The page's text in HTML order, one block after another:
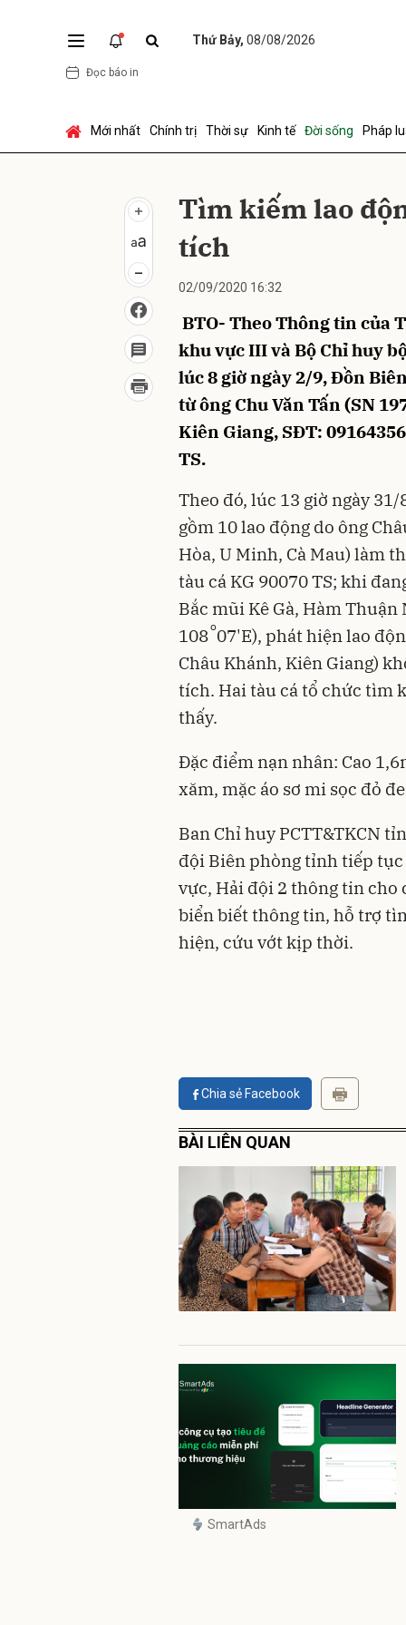
Thứ Bảy, 08/08/2026
Đọc báo in
Mới nhất Chính trị Thời sự Kinh tế Đời sống Pháp
Tìm kiếm lao
tích
02/09/2020 16:32
BTO- Theo Thông tin của
khu vực III và Bộ Chỉ huy
lúc 8 giờ ngày 2/9, Đồn
từ ông Chu Văn Tấn (SN
Kiên Giang, SĐT:
TS.
Theo đó, lúc 13 giờ ngày 31/
gồm 10 lao động do ông
Hòa, U Minh, Cà Mau) làm
tàu cá KG 90070 TS; khi
Bắc mũi Kê Gà, Hàm
108o07'E), phát hiện lao
Châu Khánh, Kiên Giang)
tích. Hai tàu cá tổ chức tìm
thấy.
Đặc điểm nạn nhân: Cao
xăm, mặc áo sơ mi sọc đỏ
Ban Chỉ huy PCTT&TKCN
đội Biên phòng tỉnh tiếp
vực, Hải đội 2 thông tin cho
biển biết thông tin, hỗ trợ
hiện, cứu vớt kịp thời.
Chia sẻ Facebook
BÀI LIÊN QUAN
SmartAds